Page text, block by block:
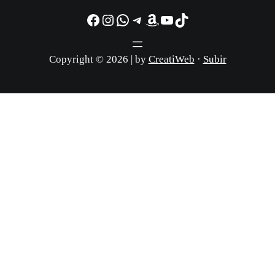
Facebook
Instagram
WhatsApp
Telegram
Amazon
YouTube
TikTok
Copyright © 2026 | by CreatiWeb · Subir